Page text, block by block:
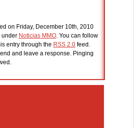
on Friday, December 10th, 2010
under Noticias MMO. You can follow
entry through the RSS 2.0 feed.
and leave a response. Pinging